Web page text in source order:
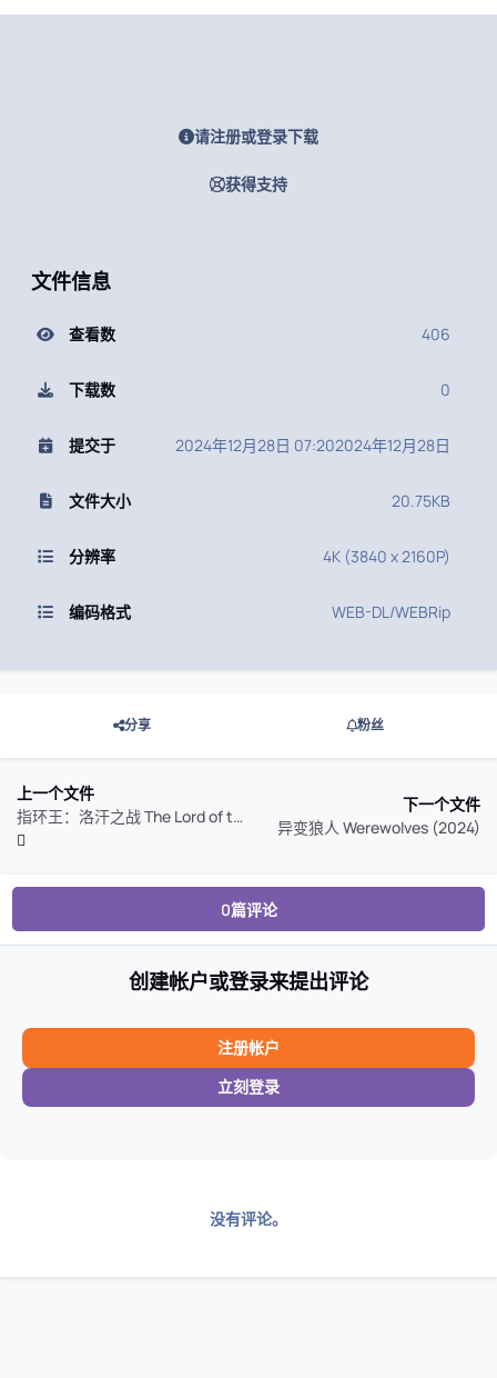
请注册或登录下载
获得支持
文件信息
查看数 406
下载数 0
提交于 2024年12月28日 07:202024年12月28日
文件大小 20.75KB
分辨率 4K (3840 x 2160P)
编码格式 WEB-DL/WEBRip
分享 粉丝
上一个文件
指环王：洛汗之战 The Lord of the Rings: The War of the Rohirrim (2024)
下一个文件
异变狼人 Werewolves (2024)
0篇评论
创建帐户或登录来提出评论
注册帐户
立刻登录
没有评论。